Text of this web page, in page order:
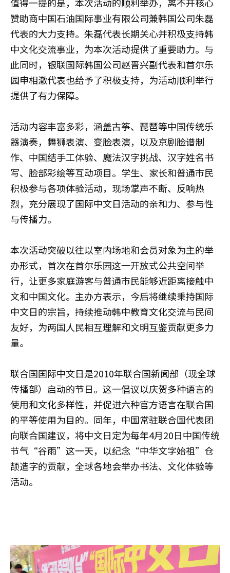
赞助商中国石油国际事业有限公司兼韩国公司朱磊
代表的大力支持。朱磊代表长期关心并积极支持韩
中文化交流事业，为本次活动提供了重要助力。与
此同时，银联国际韩国公司赵晋兴副代表和首尔乐
园申相澈代表也给予了积极支持，为活动顺利举行
提供了有力保障。
活动内容丰富多彩，涵盖古筝、琵琶等中国传统乐
器演奏，舞狮表演、变脸表演，以及京剧脸谱制
作、中国结手工体验、魔法汉字挑战、汉字姓名书
写、脸部彩绘等互动项目。学生、家长和普通市民
积极参与各项体验活动，现场掌声不断、反响热
烈，充分展现了国际中文日活动的亲和力、参与性
与传播力。
本次活动突破以往以室内场地和会员对象为主的举
办形式，首次在首尔乐园这一开放式公共空间举
行，让更多家庭游客与普通市民能够近距离接触中
文和中国文化。主办方表示，今后将继续秉持国际
中文日的宗旨，持续推动韩中教育文化交流与民间
友好，为两国人民相互理解和文明互鉴贡献更多力
量。
联合国国际中文日是2010年联合国新闻部（现全球
传播部）启动的节日。这一倡议以庆贺多种语言的
使用和文化多样性，并促进六种官方语言在联合国
的平等使用为目的。同年，中国常驻联合国代表团
向联合国建议，将中文日定为每年4月20日中国传统
节气“谷雨”这一天，以纪念“中华文字始祖”仓
颉造字的贡献，全球各地会举办书法、文化体验等
活动。